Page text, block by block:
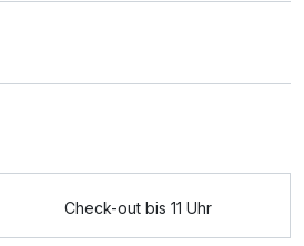
p.P. ab165,00 €
Check-out bis 11 Uhr